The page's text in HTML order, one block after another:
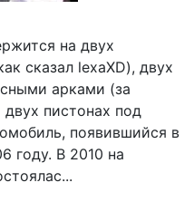
на двух
сказал lexaXD), двух
арками (за
пистонах под
появившийся в
году. В 2010 на